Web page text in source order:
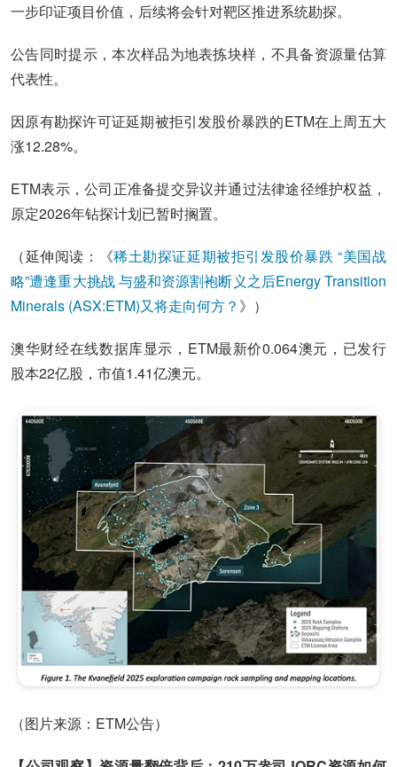
一步印证项目价值，后续将会针对靶区推进系统勘探。
公告同时提示，本次样品为地表拣块样，不具备资源量估算
代表性。
因原有勘探许可证延期被拒引发股价暴跌的ETM在上周五大
涨12.28%。
ETM表示，公司正准备提交异议并通过法律途径维护权益，
原定2026年钻探计划已暂时搁置。
（延伸阅读：《稀土勘探证延期被拒引发股价暴跌 “美国战
略”遭逢重大挑战 与盛和资源割袍断义之后Energy Transition
Minerals (ASX:ETM)又将走向何方？ 》）
澳华财经在线数据库显示，ETM最新价0.064澳元，已发行
股本22亿股，市值1.41亿澳元。
（图片来源：ETM公告）